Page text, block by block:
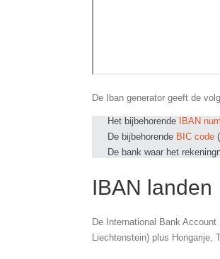
De Iban generator geeft de
Het bijbehorende IBAN
De bijbehorende BIC code
De bank waar het
IBAN landen
De International Bank
Liechtenstein) plus Hongarije,